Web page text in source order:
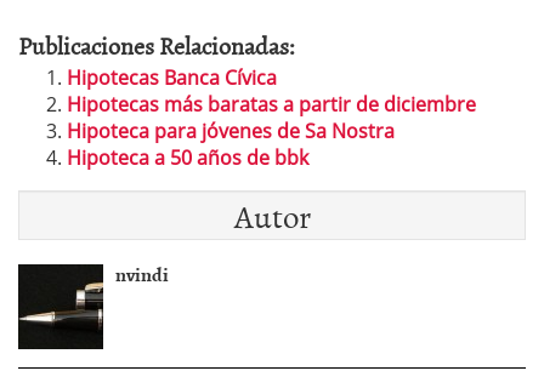
Publicaciones Relacionadas:
Hipotecas Banca Cívica
Hipotecas más baratas a partir de diciembre
Hipoteca para jóvenes de Sa Nostra
Hipoteca a 50 años de bbk
Autor
nvindi